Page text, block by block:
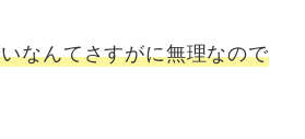
なんてさすがに無理なので